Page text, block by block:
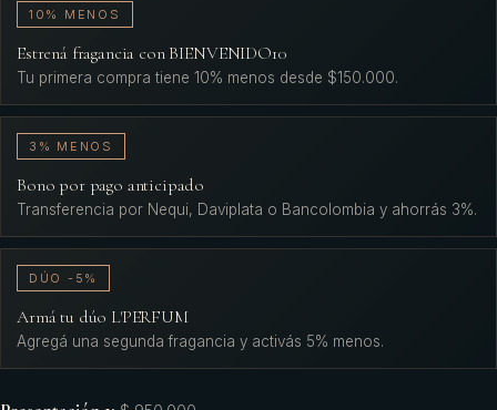
10% MENOS
Estrená fragancia con BIENVENIDO10
Tu primera compra tiene 10% menos desde $150.000.
3% MENOS
Bono por pago anticipado
Transferencia por Nequi, Daviplata o Bancolombia y ahorrás 3%.
DÚO -5%
Armá tu dúo L'PERFUM
Agregá una segunda fragancia y activás 5% menos.